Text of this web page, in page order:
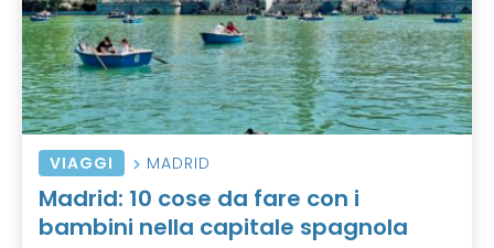
VIAGGI MADRID
Madrid: 10 cose da fare con i
bambini nella capitale spagnola